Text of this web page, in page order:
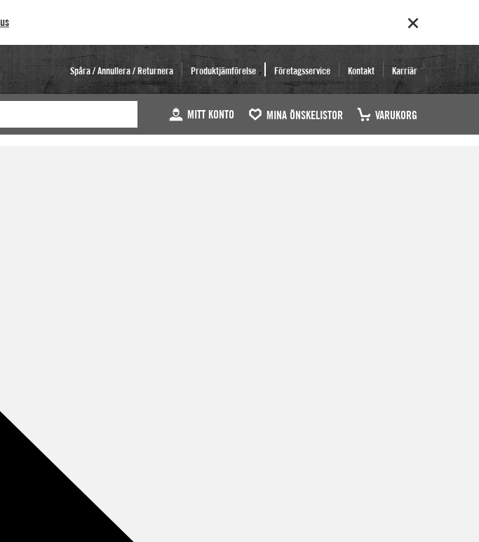
Spåra / Annullera / Returnera Produktjämförelse Företagsservice Kontakt Karriär
MITT KONTO MINA ÖNSKELISTOR VARUKORG